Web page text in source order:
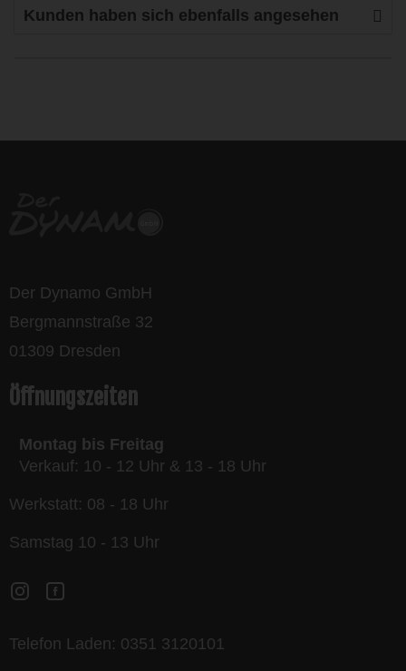
Kunden haben sich ebenfalls angesehen
Der Dynamo GmbH
Bergmannstraße 32
01309 Dresden
Öffnungszeiten
Montag bis Freitag
Verkauf: 10 - 12 Uhr & 13 - 18 Uhr
Werkstatt: 08 - 18 Uhr
Samstag 10 - 13 Uhr
Telefon Laden: 0351 3120101